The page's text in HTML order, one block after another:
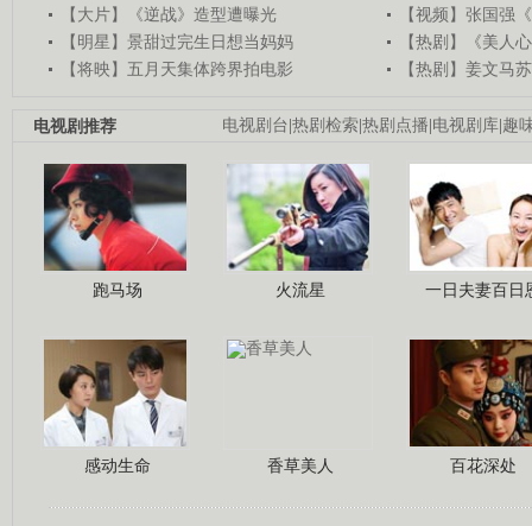
【大片】《逆战》造型遭曝光
【视频】张国强
【明星】景甜过完生日想当妈妈
【热剧】《美人
【将映】五月天集体跨界拍电影
【热剧】姜文马
电视剧台|热剧检索|热剧点播|电视剧库|趣
电视剧推荐
跑马场 火流星 一日夫妻百日
感动生命 香草美人 百花深处